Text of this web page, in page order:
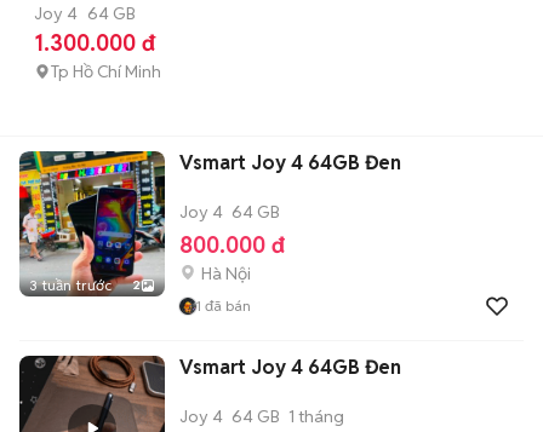
PIN 5000 SNAP 665
FULL CN
Joy 4 64 GB
1.300.000 đ
Tp Hồ Chí Minh
3 tuần trước 2
Vsmart Joy 4 64GB Đen
Joy 4 64 GB
800.000 đ
Hà Nội
1 đã bán
Vsmart Joy 4 64GB Đen
Joy 4 64 GB 1 tháng